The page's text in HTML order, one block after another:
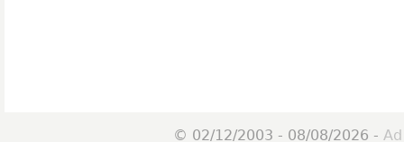
© 02/12/2003 - 08/08/2026 -